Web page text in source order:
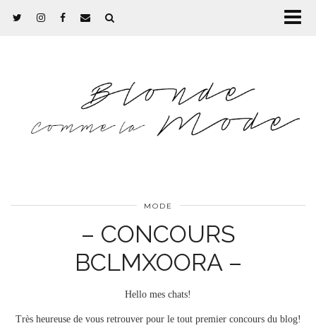
MODE
– CONCOURS
BCLMXOORA –
Hello mes chats!
Très heureuse de vous retrouver pour le tout premier concours du blog!